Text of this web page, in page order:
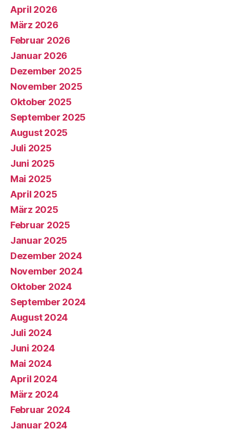
April 2026
März 2026
Februar 2026
Januar 2026
Dezember 2025
November 2025
Oktober 2025
September 2025
August 2025
Juli 2025
Juni 2025
Mai 2025
April 2025
März 2025
Februar 2025
Januar 2025
Dezember 2024
November 2024
Oktober 2024
September 2024
August 2024
Juli 2024
Juni 2024
Mai 2024
April 2024
März 2024
Februar 2024
Januar 2024